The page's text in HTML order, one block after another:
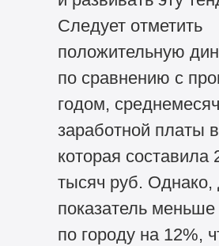
Следует отметить
положительную
по сравнению с
годом,
заработной платы
которая составила
тысяч руб. Однако,
показатель меньше
по городу на 12%,